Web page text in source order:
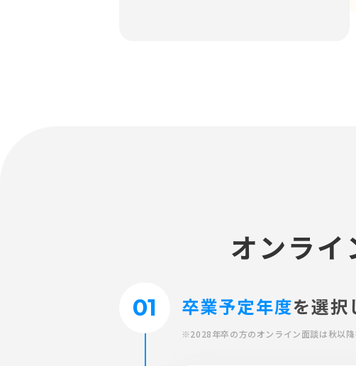
オンライ
卒業予定年度を選択
※2028年卒の方のオンライン面談は秋以降